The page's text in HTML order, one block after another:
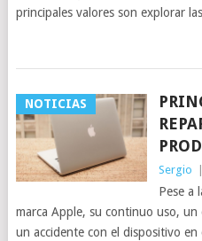
principales valores son explorar
NOTICIAS
Sergio
Pese a
marca Apple, su continuo uso,
un accidente con el dispositivo en